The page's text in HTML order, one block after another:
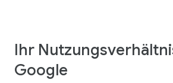
Ihr
Google